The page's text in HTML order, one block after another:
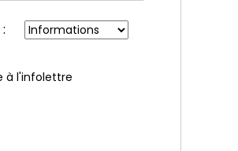
à l'infolettre